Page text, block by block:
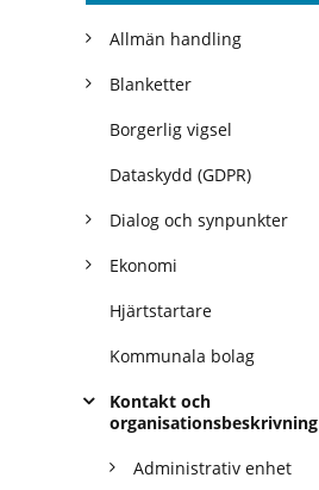
Allmän handling
Blanketter
Borgerlig vigsel
Dataskydd (GDPR)
Dialog och synpunkter
Ekonomi
Hjärtstartare
Kommunala bolag
Kontakt och
organisationsbeskrivning
Administrativ enhet